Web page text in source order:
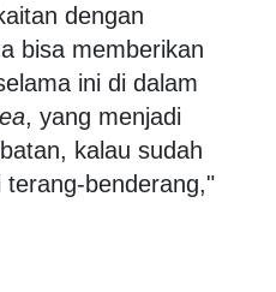
dengan
bisa memberikan
ini di dalam
, yang menjadi
kalau sudah
benderang,"